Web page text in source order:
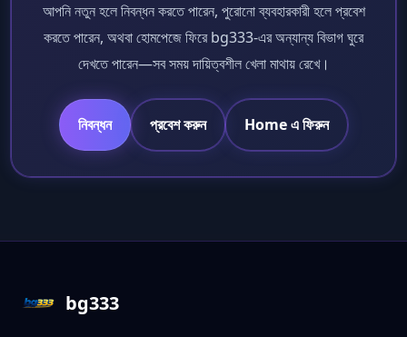
আপনি নতুন হলে নিবন্ধন করতে পারেন, পুরোনো ব্যবহারকারী হলে প্রবেশ
করতে পারেন, অথবা হোমপেজে ফিরে bg333-এর অন্যান্য বিভাগ ঘুরে
দেখতে পারেন—সব সময় দায়িত্বশীল খেলা মাথায় রেখে।
নিবন্ধন প্রবেশ করুন Home এ ফিরুন
bg333